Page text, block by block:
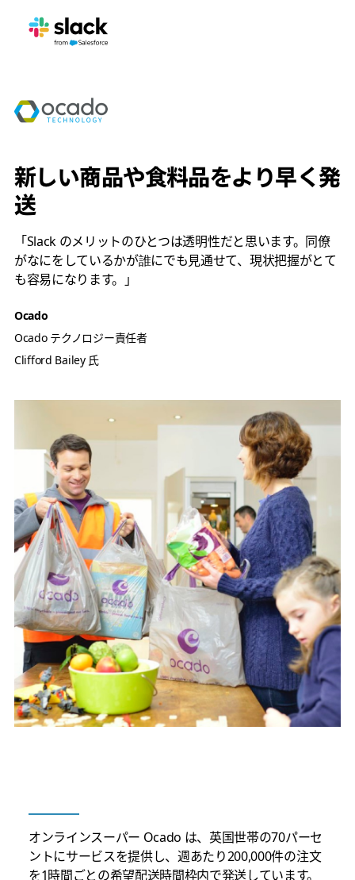
新しい商品や食料品をより早く発
送
「Slack のメリットのひとつは透明性だと思います。同僚
がなにをしているかが誰にでも見通せて、現状把握がとて
も容易になります。」
Ocado
Ocado テクノロジー責任者
Clifford Bailey 氏
オンラインスーパー Ocado は、英国世帯の70パーセ
ントにサービスを提供し、週あたり200,000件の注文
を1時間ごとの希望配送時間枠内で発送しています。